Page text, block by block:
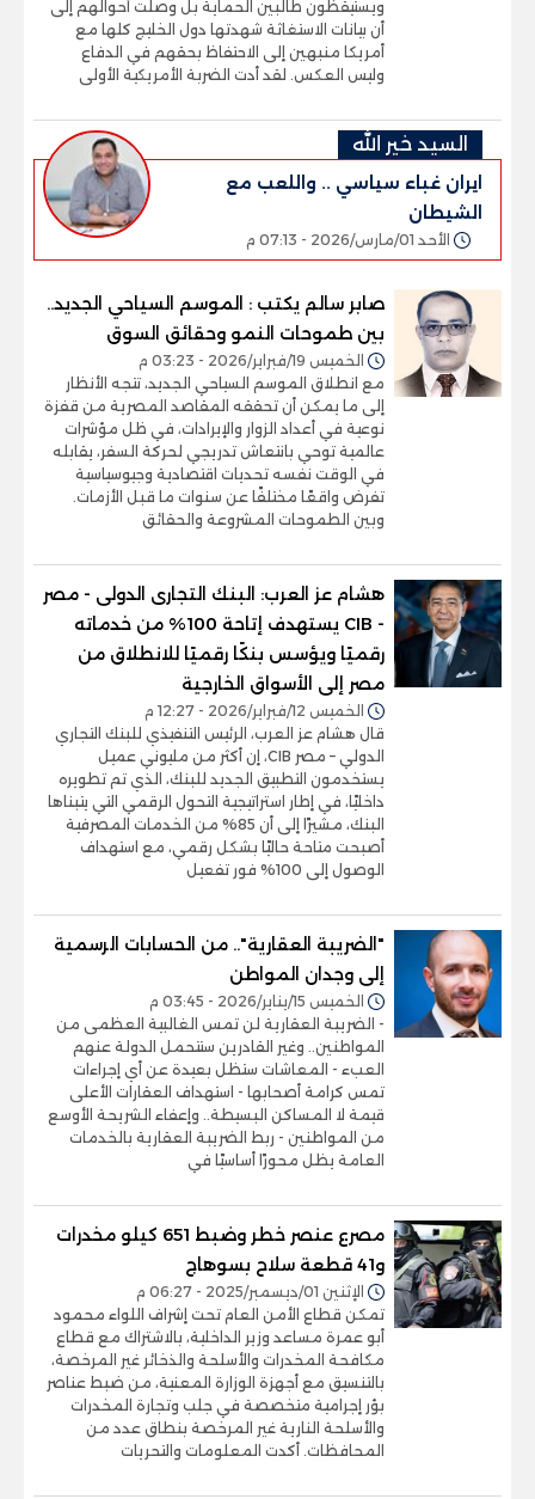
ويستيقظون طالبين الحماية بل وصلت أحوالهم إلى
أن بيانات الاستغاثة شهدتها دول الخليج كلها مع
أمريكا منبهين إلى الاحتفاظ بحقهم في الدفاع
وليس العكس. لقد أدت الضربة الأمريكية الأولى
السيد خير الله
ايران غباء سياسي .. واللعب مع
الشيطان
الأحد 01/مارس/2026 - 07:13 م
صابر سالم يكتب : الموسم السياحي الجديد..
بين طموحات النمو وحقائق السوق
الخميس 19/فبراير/2026 - 03:23 م
مع انطلاق الموسم السياحي الجديد، تتجه الأنظار
إلى ما يمكن أن تحققه المقاصد المصرية من قفزة
نوعية في أعداد الزوار والإيرادات، في ظل مؤشرات
عالمية توحي بانتعاش تدريجي لحركة السفر، يقابله
في الوقت نفسه تحديات اقتصادية وجيوسياسية
تفرض واقعًا مختلفًا عن سنوات ما قبل الأزمات.
وبين الطموحات المشروعة والحقائق
هشام عز العرب: البنك التجارى الدولى - مصر
- CIB يستهدف إتاحة 100% من خدماته
رقميًا ويؤسس بنكًا رقميًا للانطلاق من
مصر إلى الأسواق الخارجية
الخميس 12/فبراير/2026 - 12:27 م
قال هشام عز العرب، الرئيس التنفيذي للبنك التجاري
الدولي – مصر CIB، إن أكثر من مليوني عميل
يستخدمون التطبيق الجديد للبنك، الذي تم تطويره
داخليًا، في إطار استراتيجية التحول الرقمي التي يتبناها
البنك، مشيرًا إلى أن 85% من الخدمات المصرفية
أصبحت متاحة حاليًا بشكل رقمي، مع استهداف
الوصول إلى 100% فور تفعيل
"الضريبة العقارية".. من الحسابات الرسمية
إلى وجدان المواطن
الخميس 15/يناير/2026 - 03:45 م
- الضريبة العقارية لن تمس الغالبية العظمى من
المواطنين.. وغير القادرين ستتحمل الدولة عنهم
العبء - المعاشات ستظل بعيدة عن أي إجراءات
تمس كرامة أصحابها - استهداف العقارات الأعلى
قيمة لا المساكن البسيطة.. وإعفاء الشريحة الأوسع
من المواطنين - ربط الضريبة العقارية بالخدمات
العامة يظل محورًا أساسيًا في
مصرع عنصر خطر وضبط 651 كيلو مخدرات
و41 قطعة سلاح بسوهاج
الإثنين 01/ديسمبر/2025 - 06:27 م
تمكن قطاع الأمن العام تحت إشراف اللواء محمود
أبو عمرة مساعد وزير الداخلية، بالاشتراك مع قطاع
مكافحة المخدرات والأسلحة والذخائر غير المرخصة،
بالتنسيق مع أجهزة الوزارة المعنية، من ضبط عناصر
بؤر إجرامية متخصصة في جلب وتجارة المخدرات
والأسلحة النارية غير المرخصة بنطاق عدد من
المحافظات. أكدت المعلومات والتحريات